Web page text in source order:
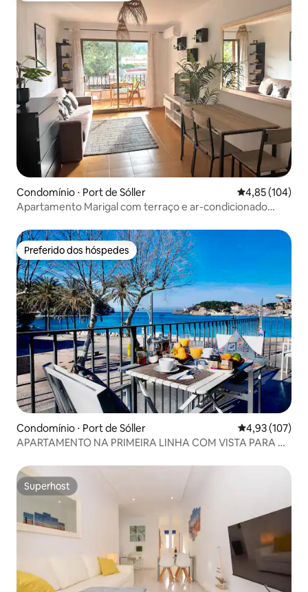
Condomínio ⋅ Port de Sóller 4,85 de uma
4,85 (104)
Apartamento Marigal com terraço e ar-condicionado
Preferido dos hóspedes
Preferido dos hóspedes
Condomínio ⋅ Port de Sóller 4,93 de uma
4,93 (107)
APARTAMENTO NA PRIMEIRA LINHA COM VISTA PARA O
Superhost
Superhost